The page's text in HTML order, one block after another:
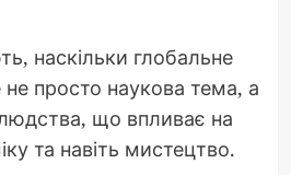
наскільки глобальне
просто наукова тема, а
людства, що впливає на
та навіть мистецтво.